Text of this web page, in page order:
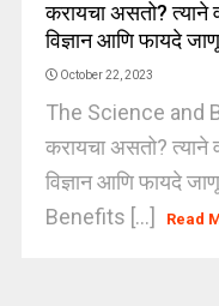
करायचा असतो?
विज्ञान आणि फायदे
October 22, 2023
The Science and
करायचा असतो?
विज्ञान आणि फायदे
Benefits [...]
Read